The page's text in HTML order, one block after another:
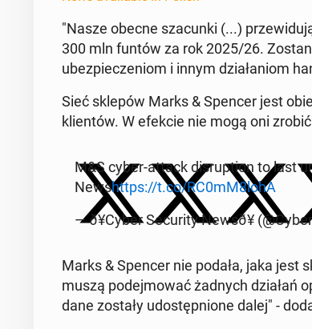
"Nasze obecne sza­cun­ki (...)
300 mln funtów za rok 2025/26.
ubez­pieczeniom i innym dzi­ałan­iom
Sieć sklepów Marks & Spencer jest
klien­tów. W efekcie nie mogą oni
M&S cyber-attack dis­rup­tion to last
Newshttps://t.co/RC0mM8lohA
— ð¥­Cy­ber Se­cu­ri­ty Newsð¥
Marks & Spencer nie podała, jaka jest
muszą pode­j­mować żadnych działań
dane zostały udostęp­nione dalej" -